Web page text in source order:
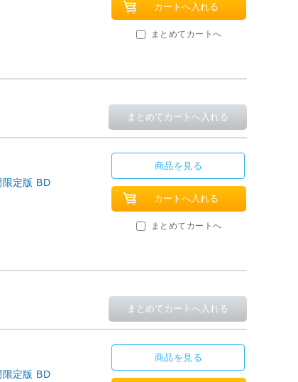
まとめてカートへ
限定版 BD
商品を見る
まとめてカートへ
限定版 BD
商品を見る